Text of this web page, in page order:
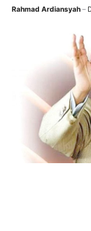
Rahmad Ardiansyah